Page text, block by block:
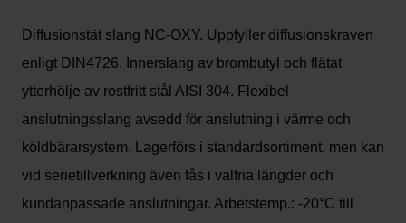
Diffusionstät slang NC-OXY. Uppfyller diffusionskraven
enligt DIN4726. Innerslang av brombutyl och flätat
ytterhölje av rostfritt stål AISI 304. Flexibel
anslutningsslang avsedd för anslutning i värme och
köldbärarsystem. Lagerförs i standardsortiment, men kan
vid serietillverkning även fås i valfria längder och
kundanpassade anslutningar. Arbetstemp.: -20°C till